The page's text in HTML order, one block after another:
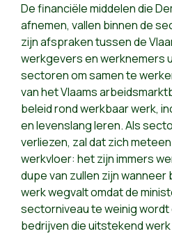
De financiële middelen die
afnemen, vallen binnen de
zijn afspraken tussen de
werkgevers en werknemers
sectoren om samen te
van het Vlaams
beleid rond werkbaar werk,
en levenslang leren. Als
verliezen, zal dat zich
werkvloer: het zijn immers
dupe van zullen zijn
werk wegvalt omdat de
sectorniveau te weinig wordt
bedrijven die uitstekend